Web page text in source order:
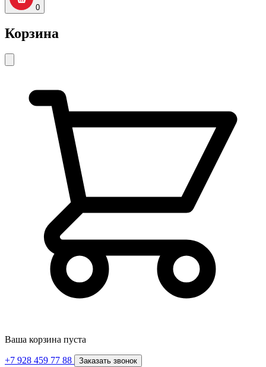
0
Корзина
Ваша корзина пуста
+7 928 459 77 88 Заказать звонок